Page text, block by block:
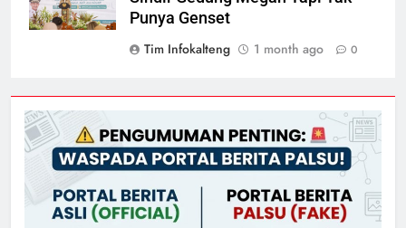
Punya Genset
Tim Infokalteng
1 month ago 0